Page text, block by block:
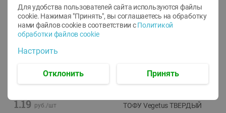
1.19 руб./шт ТОФУ Vegetus ТВЕРДЫЙ
Для удобства пользователей сайта используются файлы
cookie. Нажимая "Принять", вы соглашаетесь на обработку
нами файлов cookie в соответствии с Политикой
обработки файлов cookie
Настроить
Отклонить Принять